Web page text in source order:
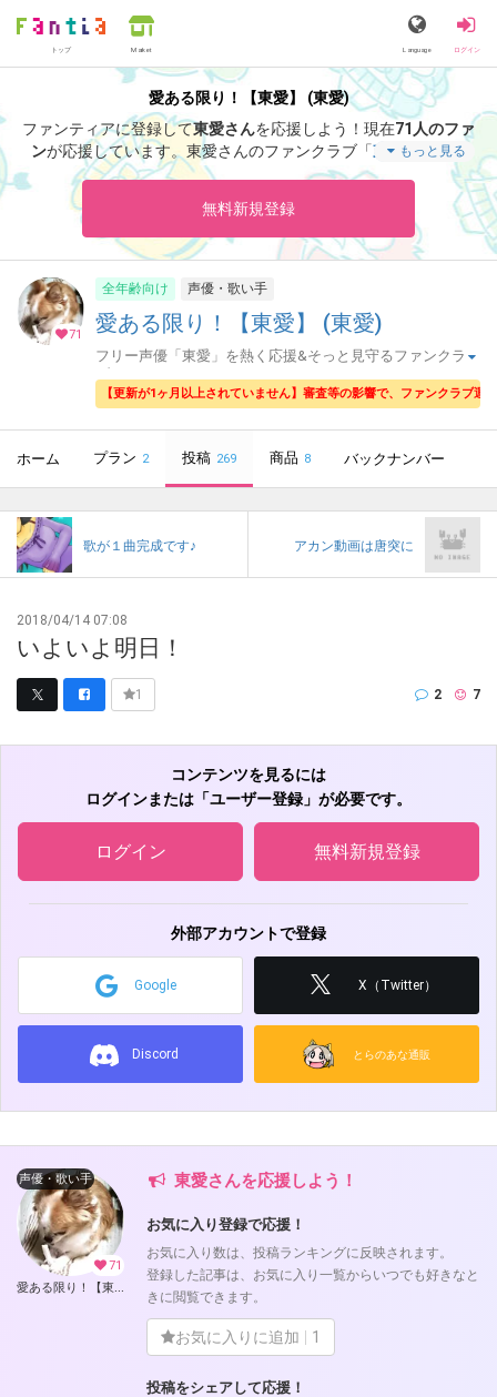
トップ Market Language ログイン
愛ある限り！【東愛】 (東愛)
ファンティアに登録して東愛さんを応援しよう！ 現在71人のファ
ンが応援しています。 東愛さんのファンクラブ「東愛」では、
明日は」などの特別なコンテンツをお楽しみいただけます。
もっと見る
無料新規登録
71
全年齢向け 声優・歌い手
愛ある限り！【東愛】 (東愛)
フリー声優「東愛」を熱く応援&そっと見守るファンクラ
【更新が1ヶ月以上されていません】審査等の影響で、ファンクラブ
ホーム プラン 2 投稿 269 商品 8 バックナンバー
歌が１曲完成です♪ アカン動画は唐突に
2018/04/14 07:08
いよいよ明日！
1 2 7
コンテンツを見るには
ログインまたは「ユーザー登録」が必要です。
ログイン 無料新規登録
外部アカウントで登録
Google X（Twitter）
Discord とらのあな通販
71
声優・歌い手
愛ある限り！【東愛】 (東愛)
東愛さんを応援しよう！
お気に入り登録で応援！
お気に入り数は、投稿ランキングに反映されます。
登録した記事は、お気に入り一覧からいつでも好きなと
きに閲覧できます。
お気に入りに追加 1
投稿をシェアして応援！